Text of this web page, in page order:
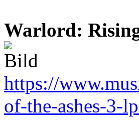
Warlord:
https://
of-the-ashes-3-